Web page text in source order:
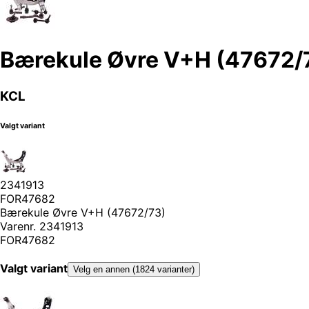
Bærekule Øvre V+H (47672/
KCL
Valgt variant
2341913
FOR47682
Bærekule Øvre V+H (47672/73)
Varenr. 2341913
FOR47682
Valgt variant Velg en annen (1824 varianter)